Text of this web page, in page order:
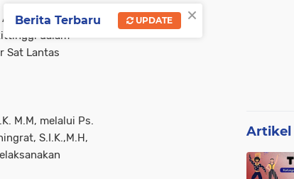
Gadang IV
dalam
Sat Lantas
M.M, melalui Ps.
S.I.K.,M.H,
Artikel
×
Berita Terbaru UPDATE